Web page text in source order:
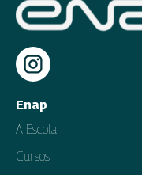
Enap
A Escola
Cursos